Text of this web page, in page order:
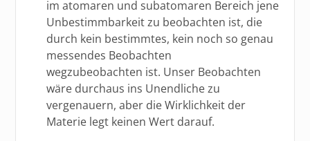
im atomaren und subatomaren Bereich jene
Unbestimmbarkeit zu beobachten ist, die
durch kein bestimmtes, kein noch so genau
messendes Beobachten
wegzubeobachten ist. Unser Beobachten
wäre durchaus ins Unendliche zu
vergenauern, aber die Wirklichkeit der
Materie legt keinen Wert darauf.